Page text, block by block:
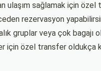
ulaşım sağlamak için özel
rezervasyon
gruplar veya çok bagajı
için özel transfer oldukça